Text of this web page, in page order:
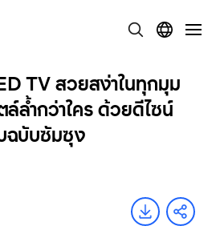
TV สวยสง่าในทุกมุม
ล้ำกว่าใคร ด้วยดีไซน์
ฉบับซัมซุง